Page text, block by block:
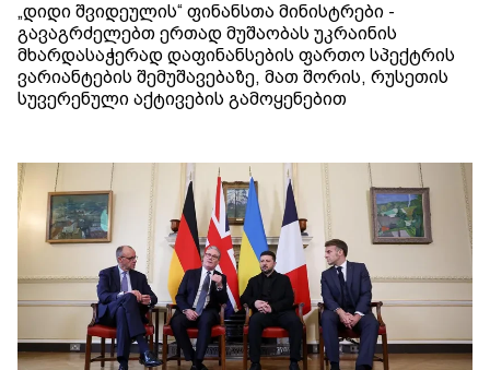
„დიდი შვიდეულის“ ფინანსთა მინისტრები -
გავაგრძელებთ ერთად მუშაობას უკრაინის
მხარდასაჭერად დაფინანსების ფართო სპექტრის
ვარიანტების შემუშავებაზე, მათ შორის, რუსეთის
სუვერენული აქტივების გამოყენებით